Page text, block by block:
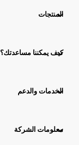
المنتجات
كيف يمكننا مساعدتك؟
الخدمات والدعم
معلومات الشركة